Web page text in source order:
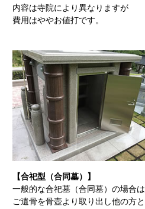
内容は寺院により異なりますが
費用はややお値打です。
【合祀型（合同墓）】
一般的な合祀墓（合同墓）の場合は
ご遺骨を骨壺より取り出し他の方と